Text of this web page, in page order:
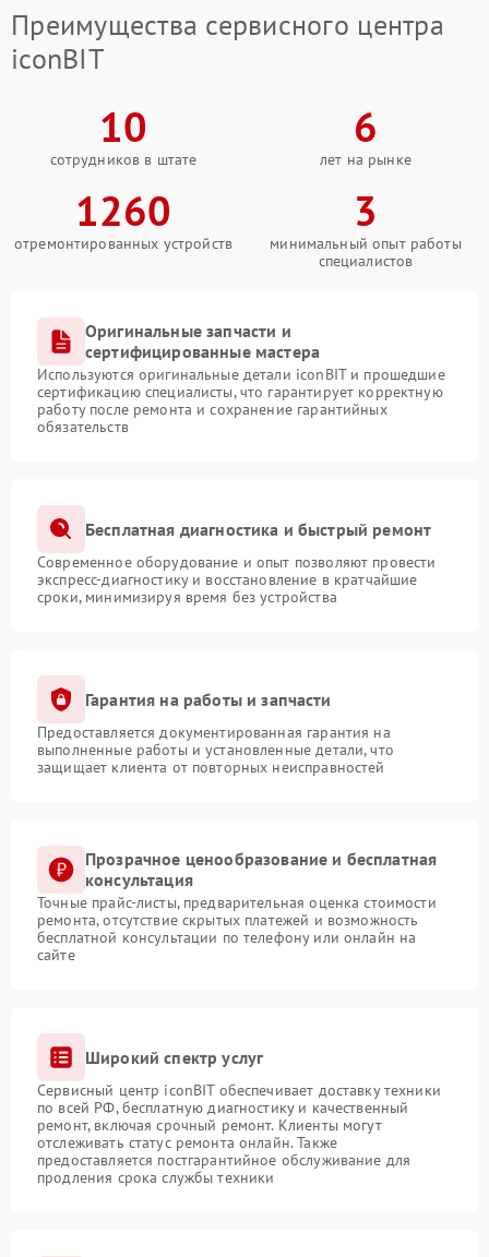
Преимущества сервисного центра
iconBIT
10
сотрудников в штате
6
лет на рынке
1260
отремонтированных устройств
3
минимальный опыт работы
специалистов
Оригинальные запчасти и
сертифицированные мастера
Используются оригинальные детали iconBIT и прошедшие
сертификацию специалисты, что гарантирует корректную
работу после ремонта и сохранение гарантийных
обязательств
Бесплатная диагностика и быстрый ремонт
Современное оборудование и опыт позволяют провести
экспресс-диагностику и восстановление в кратчайшие
сроки, минимизируя время без устройства
Гарантия на работы и запчасти
Предоставляется документированная гарантия на
выполненные работы и установленные детали, что
защищает клиента от повторных неисправностей
Прозрачное ценообразование и бесплатная
консультация
Точные прайс-листы, предварительная оценка стоимости
ремонта, отсутствие скрытых платежей и возможность
бесплатной консультации по телефону или онлайн на
сайте
Широкий спектр услуг
Сервисный центр iconBIT обеспечивает доставку техники
по всей РФ, бесплатную диагностику и качественный
ремонт, включая срочный ремонт. Клиенты могут
отслеживать статус ремонта онлайн. Также
предоставляется постгарантийное обслуживание для
продления срока службы техники